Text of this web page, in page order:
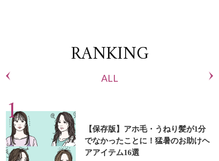
RANKING
ALL
【保存版】アホ毛・うねり髪が1分
でなかったことに！猛暑のお助けヘ
アアイテム16選